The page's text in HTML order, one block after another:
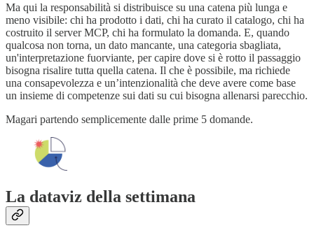
Ma qui la responsabilità si distribuisce su una catena più lunga e
meno visibile: chi ha prodotto i dati, chi ha curato il catalogo, chi ha
costruito il server MCP, chi ha formulato la domanda. E, quando
qualcosa non torna, un dato mancante, una categoria sbagliata,
un'interpretazione fuorviante, per capire dove si è rotto il passaggio
bisogna risalire tutta quella catena. Il che è possibile, ma richiede
una consapevolezza e un’intenzionalità che deve avere come base
un insieme di competenze sui dati su cui bisogna allenarsi parecchio.
Magari partendo semplicemente dalle prime 5 domande.
La dataviz della settimana